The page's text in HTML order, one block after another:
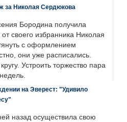
за Николая Сердюкова
Бородина получила
своего избранника Николая
с оформлением
они уже расписались.
Устроить торжество пара
на Эверест: "Удивило
назад осуществила свою